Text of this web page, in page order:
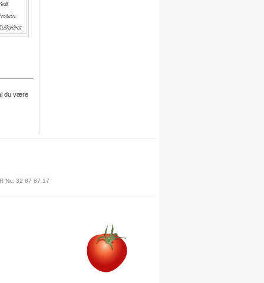
du være
billedet på siden for hver opskrift.
Du skal være logget på for at
anvende denne funktion.
Nr.: 32 87 87 17